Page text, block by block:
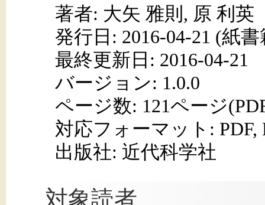
著者: 大矢 雅則, 原 利英
発行日: 2016-04-21 (紙書
最終更新日: 2016-04-21
バージョン: 1.0.0
ページ数: 121ページ
対応フォーマット: PDF,
出版社: 近代科学社
対象読者